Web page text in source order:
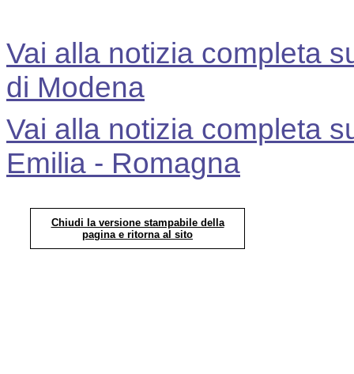
Vai alla notizia completa
di Modena
Vai alla notizia completa
Emilia - Romagna
Chiudi la versione stampabile della
pagina e ritorna al sito